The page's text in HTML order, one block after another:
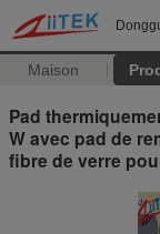
Maison
Pad
W avec pad de
fibre de verre